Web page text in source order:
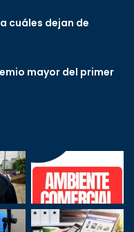
cuáles dejan de
mayor del primer